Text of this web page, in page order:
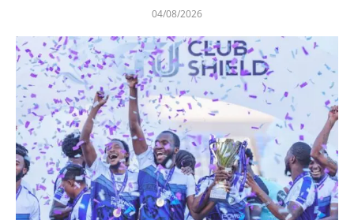
04/08/2026